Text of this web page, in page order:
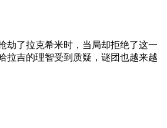
了拉克希米时，当局却拒绝了这一
拉吉的理智受到质疑，谜团也越来越